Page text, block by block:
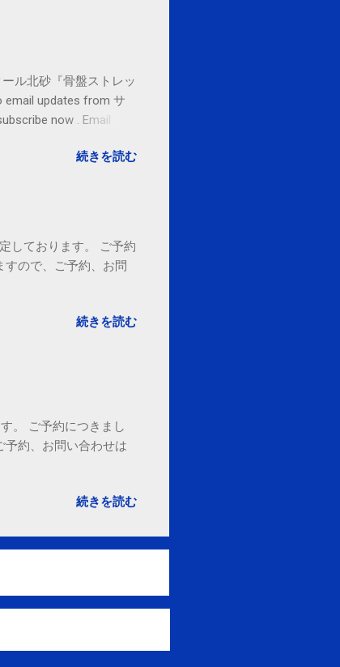
ル北砂『骨盤ストレッ
email updates from サ
now . Email
続きを読む
しております。 ご予約
ので、ご予約、お問
続きを読む
。 ご予約につきまし
予約、お問い合わせは
続きを読む